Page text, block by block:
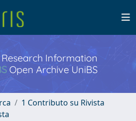
Information
Open Archive UniBS
1 Contributo su Rivista